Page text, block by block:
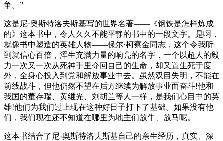
争。”
这是尼·奥斯特洛夫斯基写的世界名著——《钢铁是怎样炼成
的》这本书中，令人久久不能平静的书中的一段文字。是啊，
就像书中塑造的英雄人物——保尔·柯察金同志，这个令我听
到就信心百倍，浑生充满力量的响亮的名字，一个以超人的毅
力一次又一次从死神手里夺回自己的生命，却又置生死于度
外，全身心投入到党和解放事业中去。虽然双目失明，不能在
前线战斗，但他仍然不望在后方继续为解放事业而奋斗!他和
我国的董存瑞、黄继光、刘胡兰等人一样，是我们心目中的英
雄!他们为我们过上现在这种好日子打下了基础。如果没有他
们，我们现在还不知道在哪里为地主们放牛、放马呢。
这本书结合了尼·奥斯特洛夫斯基自己的亲生经历，真实、深